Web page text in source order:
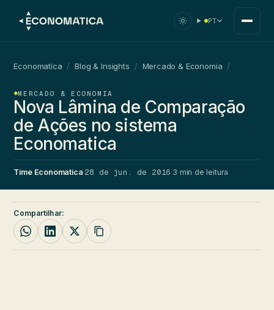
PT
Economatica / Blog & Insights / Mercado & Economia /
MERCADO & ECONOMIA
Nova Lâmina de Comparação
de Ações no sistema
Economatica
Time Economatica·28 de jun. de 2016·3 min de leitura
Compartilhar: